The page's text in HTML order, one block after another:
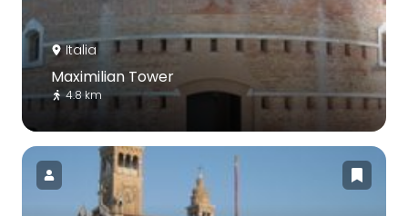
Italia
Maximilian Tower
4.8 km